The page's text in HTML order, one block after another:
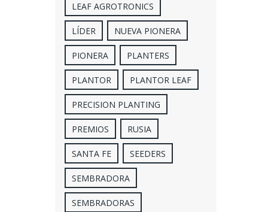
LEAF AGROTRONICS
LÍDER NUEVA PIONERA
PIONERA PLANTERS
PLANTOR PLANTOR LEAF
PRECISION PLANTING
PREMIOS RUSIA
SANTA FE SEEDERS
SEMBRADORA
SEMBRADORAS